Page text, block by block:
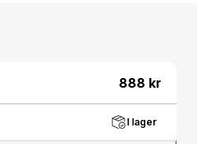
888 kr
I lager